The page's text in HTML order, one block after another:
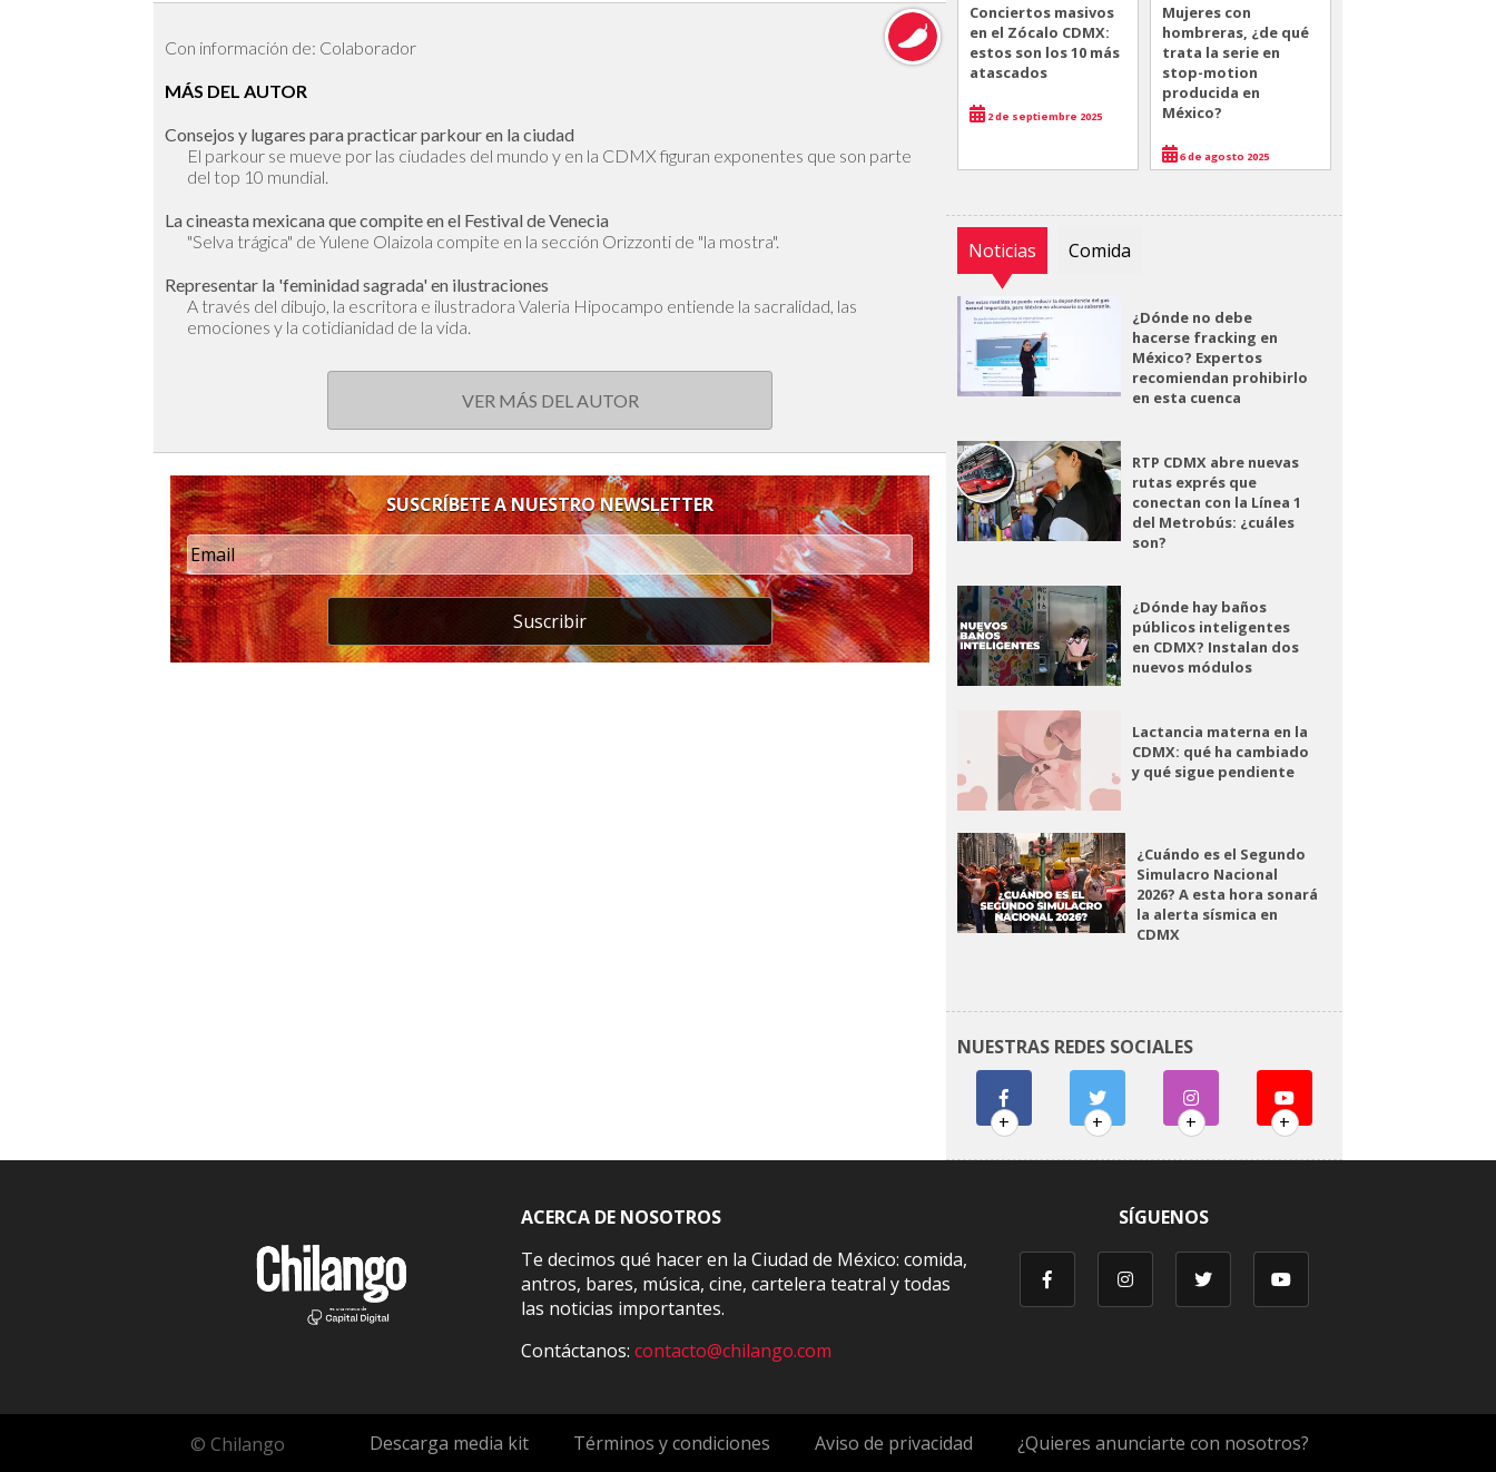
Con información de: Colaborador
MÁS DEL AUTOR
Consejos y lugares para practicar parkour en la ciudad
El parkour se mueve por las ciudades del mundo y en la CDMX figuran exponentes que son parte
del top 10 mundial.
La cineasta mexicana que compite en el Festival de Venecia
"Selva trágica" de Yulene Olaizola compite en la sección Orizzonti de "la mostra".
Representar la 'feminidad sagrada' en ilustraciones
A través del dibujo, la escritora e ilustradora Valeria Hipocampo entiende la sacralidad, las
emociones y la cotidianidad de la vida.
VER MÁS DEL AUTOR
SUSCRÍBETE A NUESTRO NEWSLETTER
Suscribir
Conciertos masivos
en el Zócalo CDMX:
estos son los 10 más
atascados
2 de septiembre 2025
Mujeres con
hombreras, ¿de qué
trata la serie en
stop-motion
producida en
México?
6 de agosto 2025
Noticias Comida
¿Dónde no debe
hacerse fracking en
México? Expertos
recomiendan prohibirlo
en esta cuenca
RTP CDMX abre nuevas
rutas exprés que
conectan con la Línea 1
del Metrobús: ¿cuáles
son?
¿Dónde hay baños
públicos inteligentes
en CDMX? Instalan dos
nuevos módulos
Lactancia materna en la
CDMX: qué ha cambiado
y qué sigue pendiente
¿Cuándo es el Segundo
Simulacro Nacional
2026? A esta hora sonará
la alerta sísmica en
CDMX
NUESTRAS REDES SOCIALES
+ + + +
ACERCA DE NOSOTROS
Te decimos qué hacer en la Ciudad de México: comida,
antros, bares, música, cine, cartelera teatral y todas
las noticias importantes.
Contáctanos:contacto@chilango.com
SÍGUENOS
© Chilango Descarga media kit Términos y condiciones Aviso de privacidad ¿Quieres anunciarte con nosotros?